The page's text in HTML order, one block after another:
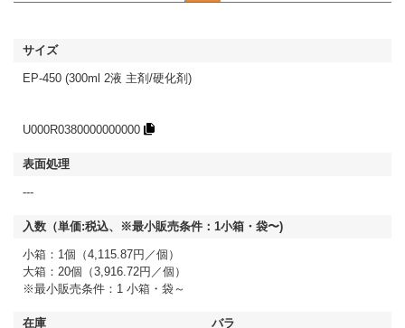
EP-450 (300ml 2液 主剤/硬化剤)
U000R0380000000000
---
小箱：1個（4,115.87円／個）
大箱：20個（3,916.72円／個）
※最小販売条件：1 小箱・袋～